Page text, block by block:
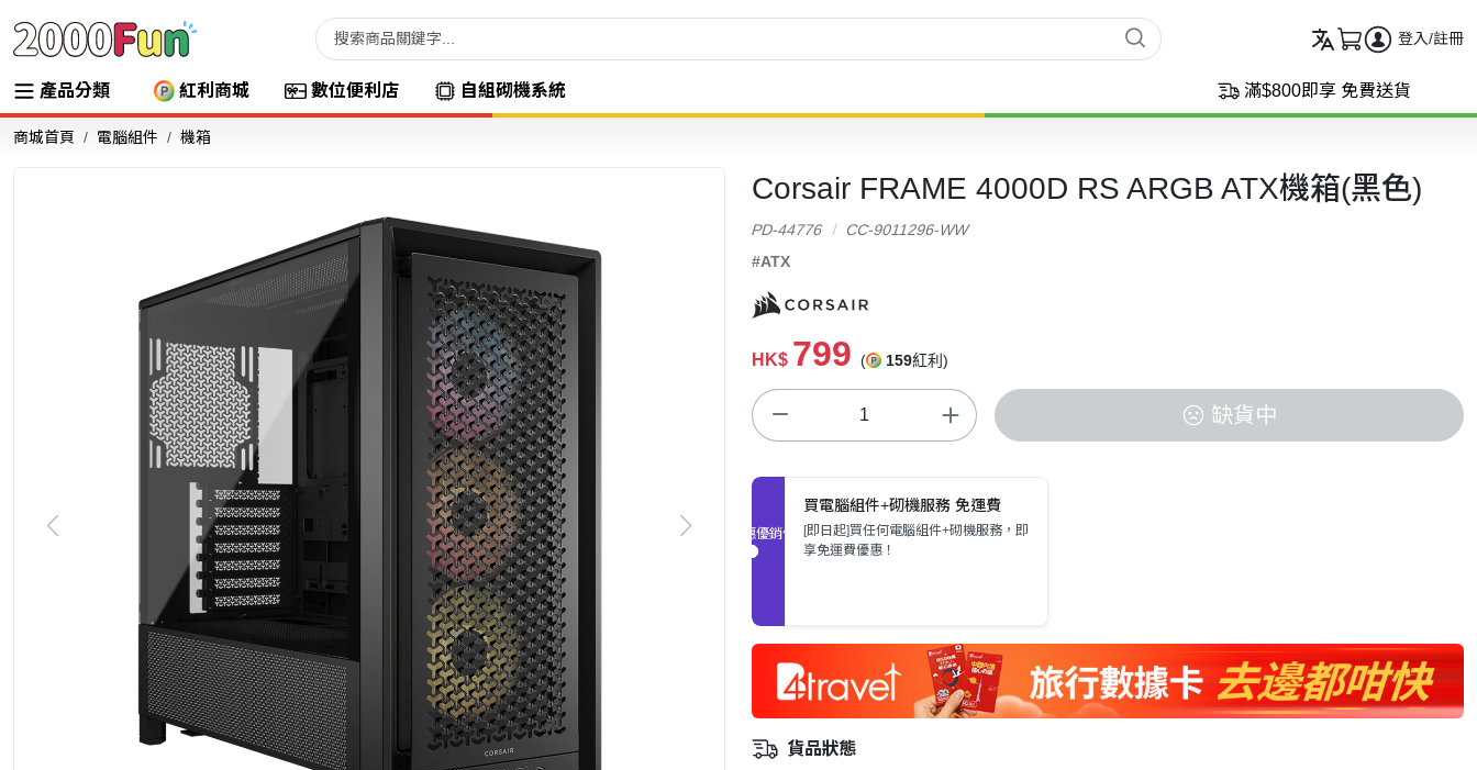
登入/註冊
產品分類 紅利商城 數位便利店 自組砌機系統 滿$800即享 免費送貨
商城首頁 電腦組件 機箱
Corsair FRAME 4000D RS ARGB ATX機箱(黑色)
PD-44776
CC-9011296-WW
#ATX
HK$ 799 ( 159紅利)
缺貨中
促銷優惠
買電腦組件+砌機服務 免運費
[即日起]買任何電腦組件+砌機服務，即
享免運費優惠！
貨品狀態